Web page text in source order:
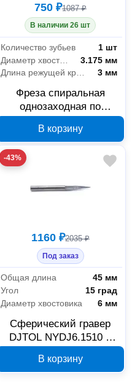
750 ₽1087 ₽
В наличии 26 шт
Количество зубьев
1 шт
Диаметр хвостовика
3.175 мм
Длина режущей кромки
3 мм
Фреза спиральная
однозаходная по
ACL1LX3.1.503 1.5x3x38
мм 736
В корзину
-43%
1160 ₽2035 ₽
Под заказ
Общая длина
45 мм
Угол
15 град
Диаметр хвостовика
6 мм
Сферический гравер
DJTOL NYDJ6.1510 1
В корзину